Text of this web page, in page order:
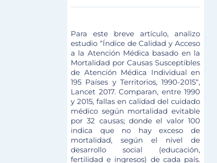
Para este breve artículo, analizo
estudio “Índice de Calidad y Acceso
a la Atención Médica basado en la
Mortalidad por Causas Susceptibles
de Atención Médica Individual en
195 Países y Territorios, 1990-2015“,
Lancet 2017. Comparan, entre 1990
y 2015, fallas en calidad del cuidado
médico según mortalidad evitable
por 32 causas; donde el valor 100
indica que no hay exceso de
mortalidad, según el nivel de
desarrollo social (educación,
fertilidad e ingresos) de cada país.